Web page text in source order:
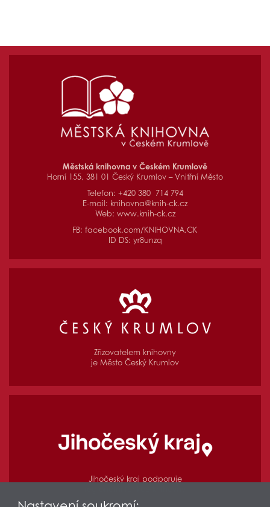
Městská knihovna v Českém Krumlově
Horní 155, 381 01 Český Krumlov – Vnitřní Město
Telefon: +420 380 714 794
E-mail: knihovna@knih-ck.cz
Web: www.knih-ck.cz
FB: facebook.com/KNIHOVNA.CK
ID DS: yr8unzq
Zřizovatelem knihovny
je Město Český Krumlov
Jihočeský kraj podporuje